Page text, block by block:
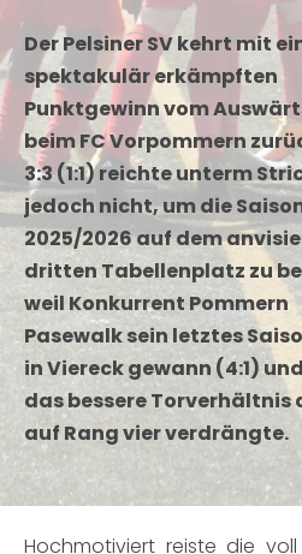
Der Pelsiner SV kehrt mit
spektakulär erkämpften
Punktgewinn vom
beim FC Vorpommern
3:3 (1:1) reichte unterm
jedoch nicht, um die
2025/2026 auf dem
dritten Tabellenplatz zu
weil Konkurrent Pommern
Pasewalk sein letztes
in Viereck gewann (4:1)
das bessere Torverhältnis
auf Rang vier verdrängte.
Hochmotiviert reiste die